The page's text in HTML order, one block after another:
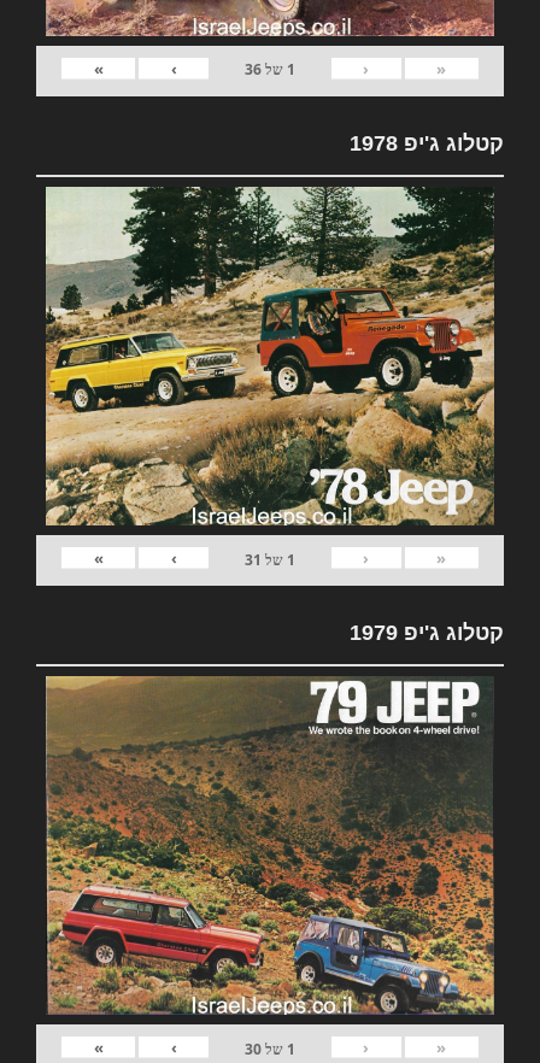
«
‹
1 של36
›
»
קטלוג ג'יפ 1978
«
‹
1 של 31
›
»
קטלוג ג'יפ 1979
«
‹
1 של30
›
»